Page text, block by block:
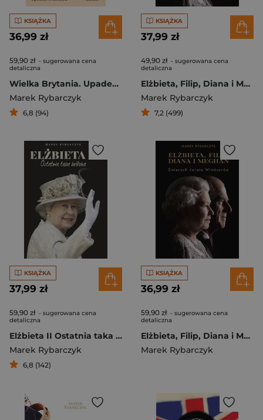
KSIĄŻKA
36,99 zł
59,90 zł - sugerowana cena
detaliczna
Wielka Brytania. Upadek wielkości
Marek Rybarczyk
6,8 (94)
KSIĄŻKA
37,99 zł
49,90 zł - sugerowana cena
detaliczna
Elżbieta, Filip, Diana i Meghan. Zmierzch świata Windsorów
Marek Rybarczyk
7,2 (499)
KSIĄŻKA
37,99 zł
59,90 zł - sugerowana cena
detaliczna
Elżbieta II Ostatnia taka królowa
Marek Rybarczyk
6,8 (142)
KSIĄŻKA
36,99 zł
59,90 zł - sugerowana cena
detaliczna
Elżbieta, Filip, Diana i Meghan Zmierzch świata Windsorów
Marek Rybarczyk